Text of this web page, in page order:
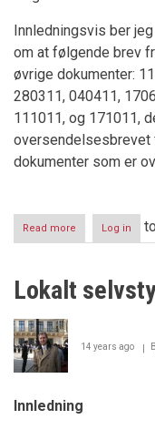
Innledningsvis ber
om at følgende brev
øvrige dokumenter:
280311, 040411,
111011, og 171011,
oversendelsesbrevet
dokumenter som er
Read more about
Lokalt
godseiervelde
Log in
Lokalt
14 years ago
Innledning